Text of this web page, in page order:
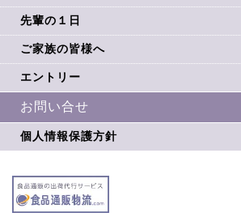
先輩の１日
ご家族の皆様へ
エントリー
お問い合せ
個人情報保護方針